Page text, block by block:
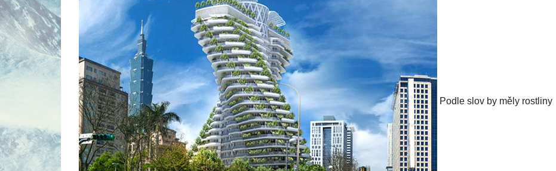
Podle slov by měly rostliny